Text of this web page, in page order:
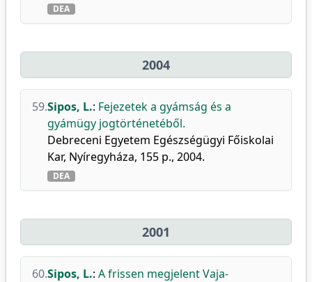
DEA
2004
59.Sipos, L.: Fejezetek a gyámság és a
gyámügy jogtörténetéből.
Debreceni Egyetem Egészségügyi Főiskolai
Kar, Nyíregyháza, 155 p., 2004.
DEA
2001
60.Sipos, L.: A frissen megjelent Vaja-